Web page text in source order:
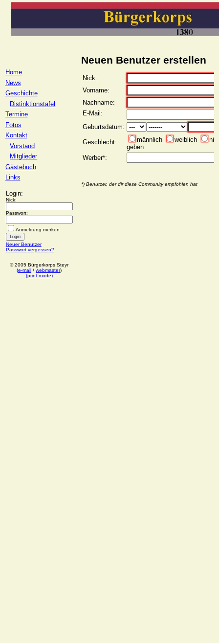
Home
News
Geschichte
Distinktionstafel
Termine
Fotos
Kontakt
Vorstand
Mitglieder
Gästebuch
Links
Login:
Nick:
Passwort:
Anmeldung merken
Neuer Benutzer
Passwort vergessen?
© 2005 Bürgerkorps Steyr
(e-mail / webmaster)
(print mode)
Neuen Benutzer erstellen
Nick:
Vorname:
Nachname:
E-Mail:
Geburtsdatum:
Geschlecht: männlich weiblich
geben
Werber*:
*) Benutzer, der dir diese Community empfohlen hat